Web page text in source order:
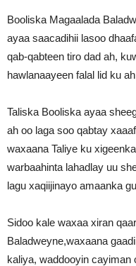
Booliska Magaalada
ayaa saacadihii lasoo
qab-qabteen tiro dad ah,
hawlanaayeen falal lid ku
Taliska Booliska ayaa
ah oo laga soo qabtay
waxaana Taliye ku
warbaahinta lahadlay uu
lagu xaqiijinayo amaanka
Sidoo kale waxaa xiran
Baladweyne,waxaana
kaliya, waddooyin cayiman